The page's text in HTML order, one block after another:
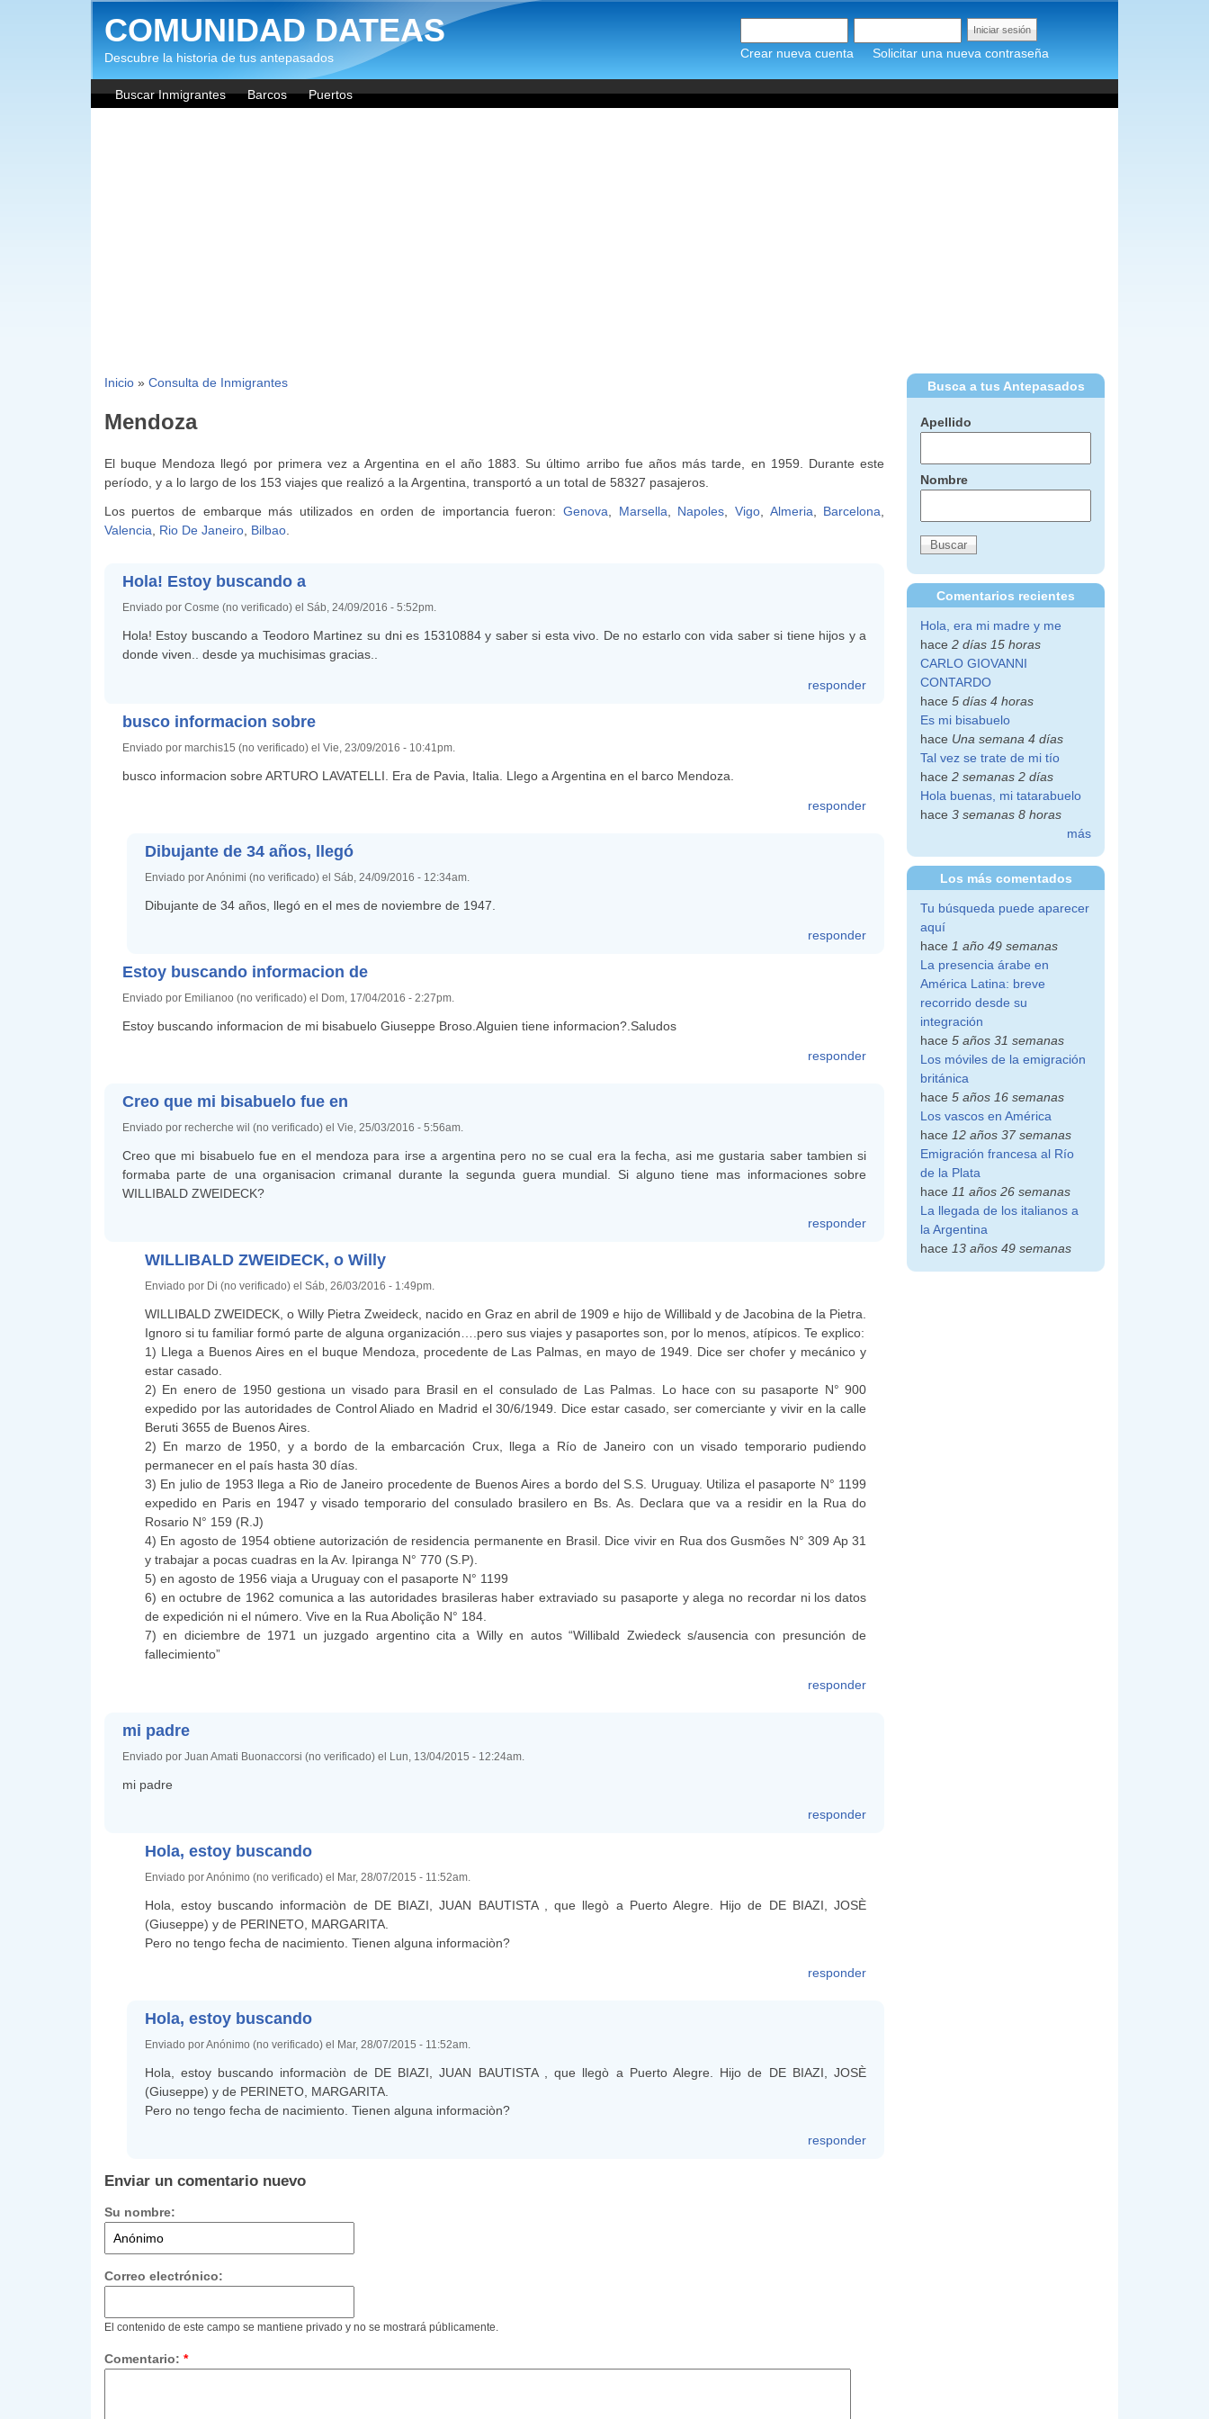
Pasar al contenido principal
Crear nueva cuenta Solicitar una nueva contraseña
COMUNIDAD DATEAS
Descubre la historia de tus antepasados
Buscar Inmigrantes Barcos Puertos
Inicio» Consulta de Inmigrantes
Mendoza
El buque Mendoza llegó por primera vez a Argentina en el año 1883. Su último arribo fue años más tarde, en 1959. Durante este
período, y a lo largo de los 153 viajes que realizó a la Argentina, transportó a un total de 58327 pasajeros.
Los puertos de embarque más utilizados en orden de importancia fueron: Genova, Marsella, Napoles, Vigo, Almeria, Barcelona,
Valencia, Rio De Janeiro, Bilbao.
Hola! Estoy buscando a
Enviado por Cosme (no verificado) el Sáb, 24/09/2016 - 5:52pm.
Hola! Estoy buscando a Teodoro Martinez su dni es 15310884 y saber si esta vivo. De no estarlo con vida saber si tiene hijos y a
donde viven.. desde ya muchisimas gracias..
responder
busco informacion sobre
Enviado por marchis15 (no verificado) el Vie, 23/09/2016 - 10:41pm.
busco informacion sobre ARTURO LAVATELLI. Era de Pavia, Italia. Llego a Argentina en el barco Mendoza.
responder
Dibujante de 34 años, llegó
Enviado por Anónimi (no verificado) el Sáb, 24/09/2016 - 12:34am.
Dibujante de 34 años, llegó en el mes de noviembre de 1947.
responder
Estoy buscando informacion de
Enviado por Emilianoo (no verificado) el Dom, 17/04/2016 - 2:27pm.
Estoy buscando informacion de mi bisabuelo Giuseppe Broso.Alguien tiene informacion?.Saludos
responder
Creo que mi bisabuelo fue en
Enviado por recherche wil (no verificado) el Vie, 25/03/2016 - 5:56am.
Creo que mi bisabuelo fue en el mendoza para irse a argentina pero no se cual era la fecha, asi me gustaria saber tambien si
formaba parte de una organisacion crimanal durante la segunda guera mundial. Si alguno tiene mas informaciones sobre
WILLIBALD ZWEIDECK?
responder
WILLIBALD ZWEIDECK, o Willy
Enviado por Di (no verificado) el Sáb, 26/03/2016 - 1:49pm.
WILLIBALD ZWEIDECK, o Willy Pietra Zweideck, nacido en Graz en abril de 1909 e hijo de Willibald y de Jacobina de la Pietra.
Ignoro si tu familiar formó parte de alguna organización….pero sus viajes y pasaportes son, por lo menos, atípicos. Te explico:
1) Llega a Buenos Aires en el buque Mendoza, procedente de Las Palmas, en mayo de 1949. Dice ser chofer y mecánico y
estar casado.
2) En enero de 1950 gestiona un visado para Brasil en el consulado de Las Palmas. Lo hace con su pasaporte N° 900
expedido por las autoridades de Control Aliado en Madrid el 30/6/1949. Dice estar casado, ser comerciante y vivir en la calle
Beruti 3655 de Buenos Aires.
2) En marzo de 1950, y a bordo de la embarcación Crux, llega a Río de Janeiro con un visado temporario pudiendo
permanecer en el país hasta 30 días.
3) En julio de 1953 llega a Rio de Janeiro procedente de Buenos Aires a bordo del S.S. Uruguay. Utiliza el pasaporte N° 1199
expedido en Paris en 1947 y visado temporario del consulado brasilero en Bs. As. Declara que va a residir en la Rua do
Rosario N° 159 (R.J)
4) En agosto de 1954 obtiene autorización de residencia permanente en Brasil. Dice vivir en Rua dos Gusmões N° 309 Ap 31
y trabajar a pocas cuadras en la Av. Ipiranga N° 770 (S.P).
5) en agosto de 1956 viaja a Uruguay con el pasaporte N° 1199
6) en octubre de 1962 comunica a las autoridades brasileras haber extraviado su pasaporte y alega no recordar ni los datos
de expedición ni el número. Vive en la Rua Abolição N° 184.
7) en diciembre de 1971 un juzgado argentino cita a Willy en autos “Willibald Zwiedeck s/ausencia con presunción de
fallecimiento”
responder
mi padre
Enviado por Juan Amati Buonaccorsi (no verificado) el Lun, 13/04/2015 - 12:24am.
mi padre
responder
Hola, estoy buscando
Enviado por Anónimo (no verificado) el Mar, 28/07/2015 - 11:52am.
Hola, estoy buscando informaciòn de DE BIAZI, JUAN BAUTISTA , que llegò a Puerto Alegre. Hijo de DE BIAZI, JOSÈ
(Giuseppe) y de PERINETO, MARGARITA.
Pero no tengo fecha de nacimiento. Tienen alguna informaciòn?
responder
Hola, estoy buscando
Enviado por Anónimo (no verificado) el Mar, 28/07/2015 - 11:52am.
Hola, estoy buscando informaciòn de DE BIAZI, JUAN BAUTISTA , que llegò a Puerto Alegre. Hijo de DE BIAZI, JOSÈ
(Giuseppe) y de PERINETO, MARGARITA.
Pero no tengo fecha de nacimiento. Tienen alguna informaciòn?
responder
Enviar un comentario nuevo
Su nombre:
Correo electrónico:
El contenido de este campo se mantiene privado y no se mostrará públicamente.
Comentario: *
Busca a tus Antepasados
Apellido
Nombre
Comentarios recientes
Hola, era mi madre y me
hace2 días 15 horas
CARLO GIOVANNI
CONTARDO
hace5 días 4 horas
Es mi bisabuelo
hace Una semana 4 días
Tal vez se trate de mi tío
hace2 semanas 2 días
Hola buenas, mi tatarabuelo
hace3 semanas 8 horas
más
Los más comentados
Tu búsqueda puede aparecer
aquí
hace 1 año 49 semanas
La presencia árabe en
América Latina: breve
recorrido desde su
integración
hace5 años 31 semanas
Los móviles de la emigración
británica
hace5 años 16 semanas
Los vascos en América
hace 12 años 37 semanas
Emigración francesa al Río
de la Plata
hace 11 años 26 semanas
La llegada de los italianos a
la Argentina
hace 13 años 49 semanas